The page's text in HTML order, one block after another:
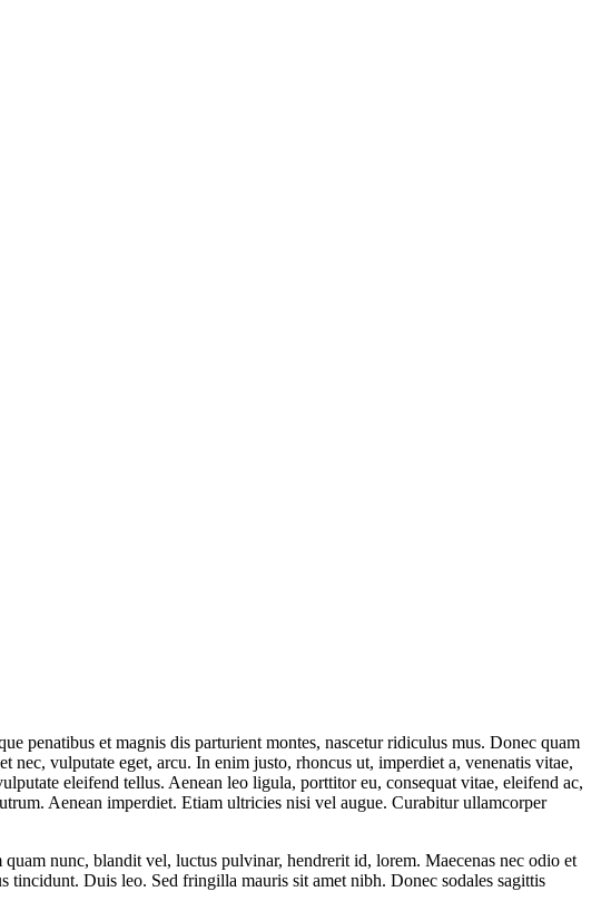
penatibus et magnis dis parturient montes, nascetur ridiculus mus. Donec quam
vulputate eget, arcu. In enim justo, rhoncus ut, imperdiet a, venenatis vitae,
eleifend tellus. Aenean leo ligula, porttitor eu, consequat vitae, eleifend ac,
Aenean imperdiet. Etiam ultricies nisi vel augue. Curabitur ullamcorper
nunc, blandit vel, luctus pulvinar, hendrerit id, lorem. Maecenas nec odio et
tincidunt. Duis leo. Sed fringilla mauris sit amet nibh. Donec sodales sagittis